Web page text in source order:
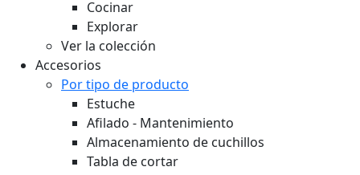
Cocinar
Explorar
Ver la colección
Accesorios
Por tipo de producto
Estuche
Afilado - Mantenimiento
Almacenamiento de cuchillos
Tabla de cortar